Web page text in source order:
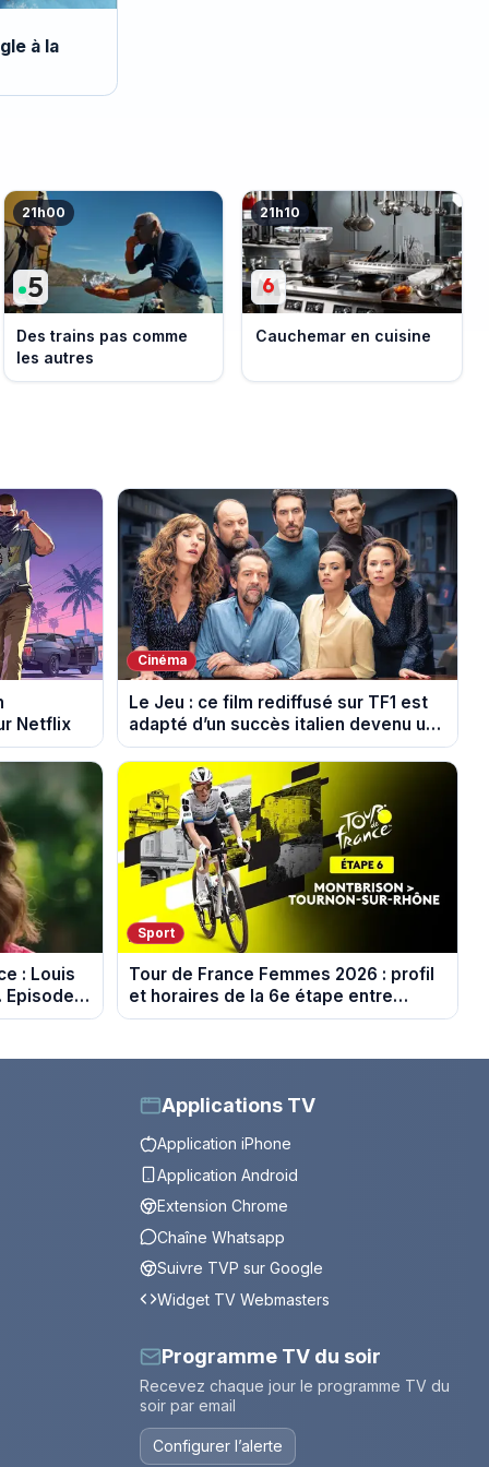
à la
21h00
Des trains pas comme
les autres
21h10
Cauchemar en cuisine
Netflix
Cinéma
Le Jeu : ce film rediffusé sur TF1 est
adapté d’un succès italien devenu un
phénomène mondial
: Louis
Episode
Sport
Tour de France Femmes 2026 : profil
et horaires de la 6e étape entre
Montbrison et Tournon-sur-Rhône
Applications TV
Application iPhone
Application Android
Extension Chrome
Chaîne Whatsapp
Suivre TVP sur Google
Widget TV Webmasters
Programme TV du soir
Recevez chaque jour le programme TV du
soir par email
Configurer l’alerte